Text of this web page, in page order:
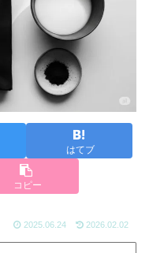
はてブ
コピー
2025.06.24 2026.02.02